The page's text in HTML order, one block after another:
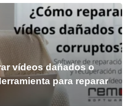
vídeos dañados o
para reparar